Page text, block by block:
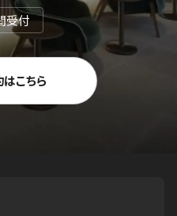
受付
こちら